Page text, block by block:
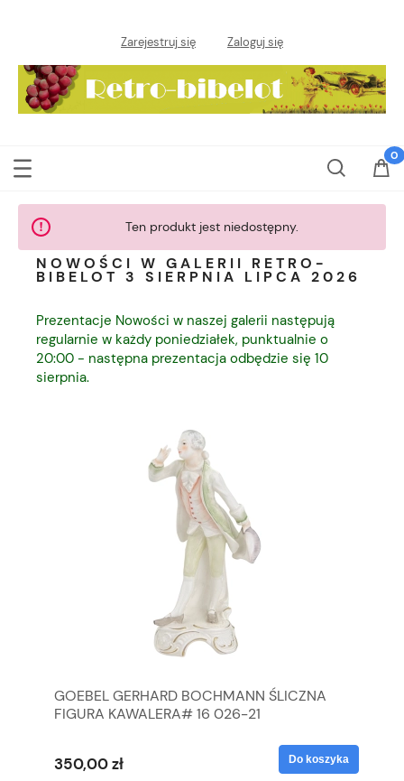
Zarejestruj się Zaloguj się
Ten produkt jest niedostępny.
NOWOŚCI W GALERII RETRO-
BIBELOT 3 SIERPNIA LIPCA 2026
Prezentacje Nowości w naszej galerii następują
regularnie w każdy poniedziałek, punktualnie o
20:00 - następna prezentacja odbędzie się 10
sierpnia.
GOEBEL GERHARD BOCHMANN ŚLICZNA
FIGURA KAWALERA# 16 026-21
350,00 zł Do koszyka